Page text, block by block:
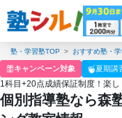
塾・学習塾TOP おすすめ塾・
キャンペーン対象 夏期講
1科目+20点成績保証制度！楽
個別指導塾なら森